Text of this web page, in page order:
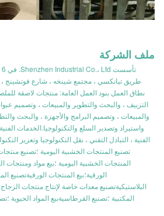
ملف الشركة
طريق تيانكسي ، مجتمع شينخه ، شارع فوتشينج
نطاق العمل بنود العمل العامة: منتجات لاصقة
التزييف ، والبحث والتطوير والمبيعات ، وتصميم
والمبيعات ، وتصميم البرامج والأجهزة ، والبحث
واستيراد وتصدير السلع والتكنولوجيا.الخدمات
الفنية ، التبادل التقني ، نقل التكنولوجيا وتعزيز
تصنيع المنتجات الخشبية اليومية ؛تصنيع
المنتجات الخشبية اليومية ؛بيع مواد ومنتجات
الورقية؛بيع المنتجات الورقيةتصنيع
البلاستيكيةتصنيع معدات خاصة لإنتاج منتجات الزجاج
المكتبية ؛تصنيع القرطاسيةبيع المواد الحيوية